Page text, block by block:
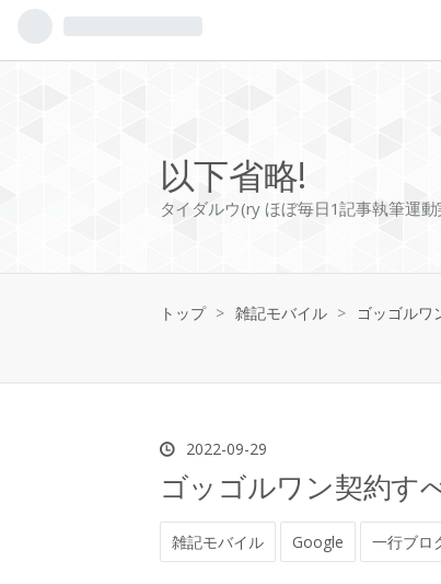
以下省略!
タイダルウ(ry ほぼ毎日1記事執筆運
トップ > 雑記モバイル > ゴッゴルワ
2022-09-29
ゴッゴルワン契約す
雑記モバイル Google 一行ブロ